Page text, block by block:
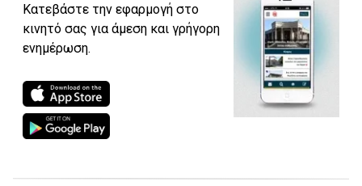
Κατεβάστε την εφαρμογή στο
κινητό σας για άμεση και γρήγορη
ενημέρωση.